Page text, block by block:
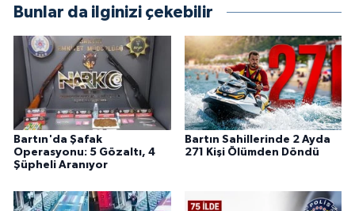
Bunlar da ilginizi çekebilir
Bartın'da Şafak
Operasyonu: 5 Gözaltı, 4
Şüpheli Aranıyor
Bartın Sahillerinde 2 Ayda
271 Kişi Ölümden Döndü